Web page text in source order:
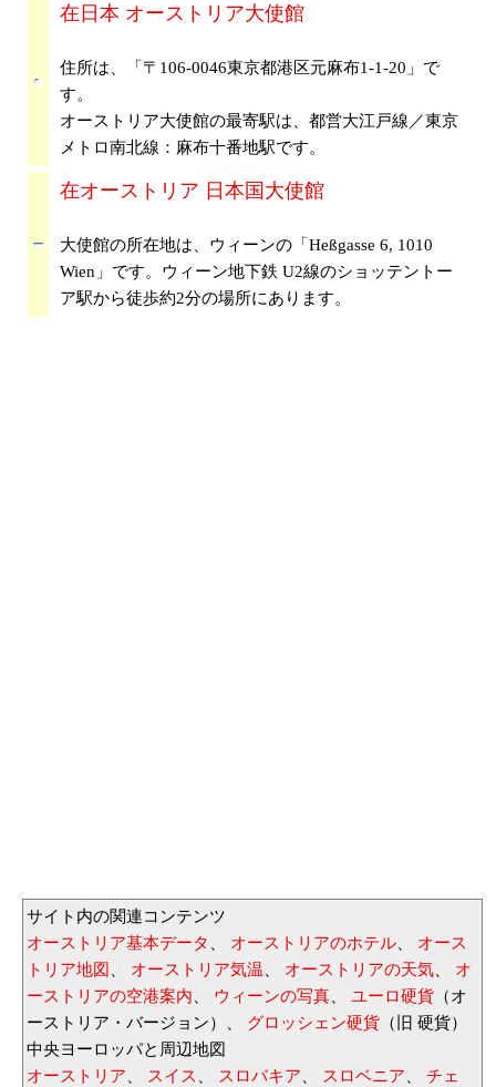
在日本 オーストリア大使館
住所は、「〒106-0046東京都港区元麻布1-1-20」で
す。
オーストリア大使館の最寄駅は、都営大江戸線／東京
メトロ南北線：麻布十番地駅です。
在オーストリア 日本国大使館
大使館の所在地は、ウィーンの「Heßgasse 6, 1010
Wien」です。ウィーン地下鉄 U2線のショッテントー
ア駅から徒歩約2分の場所にあります。
サイト内の関連コンテンツ
オーストリア基本データ
オーストリアのホテル
オース
トリア地図
オーストリア気温 オーストリアの天気
オ
ーストリアの空港案内
ウィーンの写真 ユーロ硬貨 （オ
ーストリア・バージョン）、 グロッシェン硬貨 （旧 硬貨）
中央ヨーロッパと周辺地図
オーストリア
スイス スロバキア スロベニア チェ